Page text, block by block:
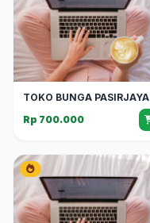
TOKO BUNGA PASIRJAYA
Rp 700.000